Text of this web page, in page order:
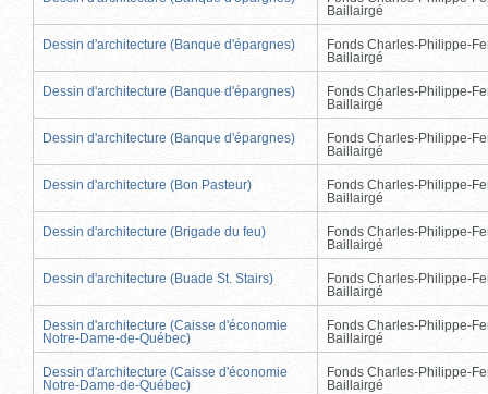
Baillairgé
Dessin d'architecture (Banque d'épargnes)
Fonds Charles-Philippe-
Baillairgé
Dessin d'architecture (Banque d'épargnes)
Fonds Charles-Philippe-
Baillairgé
Dessin d'architecture (Banque d'épargnes)
Fonds Charles-Philippe-
Baillairgé
Dessin d'architecture (Bon Pasteur)
Fonds Charles-Philippe-
Baillairgé
Dessin d'architecture (Brigade du feu)
Fonds Charles-Philippe-
Baillairgé
Dessin d'architecture (Buade St. Stairs)
Fonds Charles-Philippe-
Baillairgé
Dessin d'architecture (Caisse d'économie
Notre-Dame-de-Québec)
Fonds Charles-Philippe-
Baillairgé
Dessin d'architecture (Caisse d'économie
Notre-Dame-de-Québec)
Fonds Charles-Philippe-
Baillairgé